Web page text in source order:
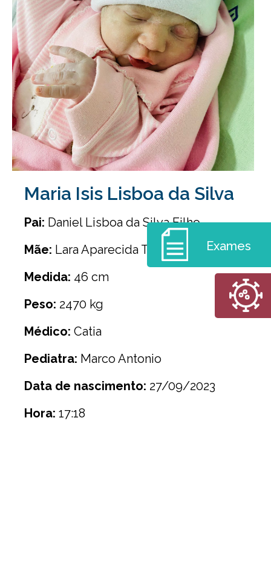
Maria Isis Lisboa da Silva
Pai: Daniel Lisboa da Silva Filho
Mãe: Lara Aparecida Teodoro
Medida: 46 cm
Peso: 2470 kg
Médico: Catia
Pediatra: Marco Antonio
Data de nascimento: 27/09/2023
Hora: 17:18
Exames